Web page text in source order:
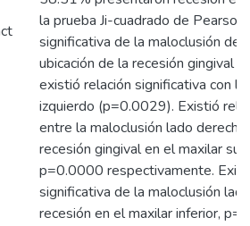
la prueba Ji-cuadrado de
significativa de la maloclusión
ubicación de la recesión gingival
existió relación significativa con
izquierdo (p=0.0029). Existió
entre la maloclusión lado
recesión gingival en el maxilar
p=0.0000 respectivamente.
significativa de la maloclusión
recesión en el maxilar inferior,